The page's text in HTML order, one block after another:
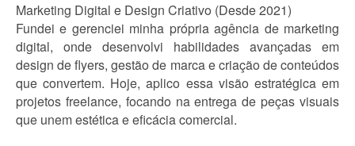
Marketing Digital e Design Criativo (Desde 2021)
Fundei e gerenciei minha própria agência de marketing
digital, onde desenvolvi habilidades avançadas em
design de flyers, gestão de marca e criação de conteúdos
que convertem. Hoje, aplico essa visão estratégica em
projetos freelance, focando na entrega de peças visuais
que unem estética e eficácia comercial.